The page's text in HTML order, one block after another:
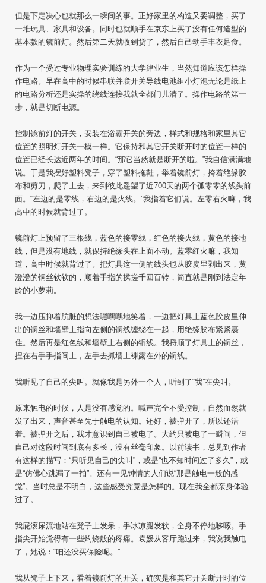
但是下定决心也就那么一瞬间的事。正好家里的构造又要调整，买了
一堆玩具、家具和设备。同时也就顺手在京东上买了没有任何造型的
基本款的镜前灯。然后第二天就收到货了，然后自己动手丰衣足食。
作为一个受过专业物理实验训练的大学肄业生，当然知道应该怎样操
作电路。早在高中的时候串联并联开关导线电池组小灯泡无论是纸上
的电路分析还是实操的绕线连接我就全都门儿清了。操作电路的第一
步，就是切断电源。
控制镜前灯的开关，安装在浴霸开关的旁边，样式和规格和家里其它
位置的照明灯开关一模一样。它保持和其它开关断开时的位置一样的
位置已经长达近两年的时间。“那它当然就是断开的啦。”我自信满满地
说。于是我摆好塑料凳子，穿了塑料拖鞋，举着镜前灯，挎着绝缘胶
布和剪刀，爬了上去，来到彼此遥望了近700天的两个孤零零的线头前
面。“左边的是零线，右边的是火线。”我指着它们说。左零右火嘛，我
高中的时候就背过了。
镜前灯上预留了三根线，蓝色的接零线，红色的接火线，黄色的接地
线，但是没有地线，就保持绝缘头在上面不动。蓝零红火嘛，我知
道，高中时候就背过了。把灯具这一侧的线头也从胶皮里剥出来，黄
澄澄的铜丝软软的，顺着手指的揉搓千回百转，简直就是刚到法定年
龄的小萝莉。
我一边压抑着肮脏的想法嘿嘿嘿地笑着，一边把灯具上蓝色胶皮里伸
出的铜丝和墙壁上指向左侧的铜线缠绕在一起，用绝缘胶布紧紧裹
住。然后再是红色线和墙壁上右侧的铜线。我捋顺了灯具上的铜丝，
捏在右手手指间上，左手去抓墙上裸露在外的铜线。
我听见了自己的尖叫。就像我是另外一个人，听到了“我”在尖叫。
原来触电的时候，人是没有感觉的。喊声完全不受控制，自然而然就
发了出来，声音甚至先于触电的认知。还好，被弹开了，所以还活
着。被弹开之后，我才意识到自己被电了。大约只被电了一瞬间，但
自己对这段时间到底有多长，没有丝毫印象。以前读书，总见到作者
有这样的描写：“只听见自己的尖叫”，或是“也不知时间过了多久”，或
是“仿佛心跳漏了一拍”。还有一见钟情的人们说“那是触电一般的感
觉”。当时总是不明白，这些感受究竟是怎样的。现在我全都亲身体验
过了。
我屁滚尿流地站在凳子上发呆，手冰凉腿发软，全身不停地哆嗦。手
指尖开始觉得有一些灼烧般的疼痛。袁媛从客厅跑过来，我说我触电
了，她说：“咱还没买保险呢。”
我从凳子上下来，看着镜前灯的开关，确实是和其它开关断开时的位